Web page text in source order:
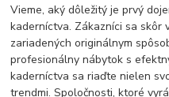
Vieme, aký dôležitý je prvý
kaderníctva. Zákazníci sa skôr
zariadených originálnym
profesionálny nábytok s
kaderníctva sa riaďte nielen
trendmi. Spoločnosti, ktoré